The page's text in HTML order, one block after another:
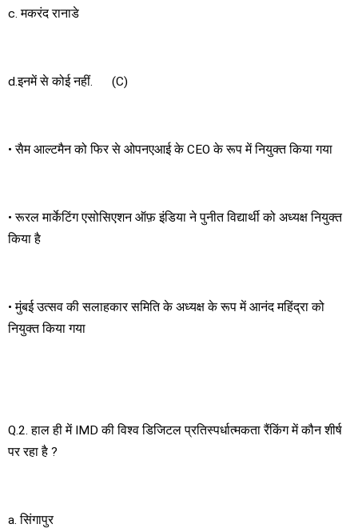
c. मकरंद रानाडे
d.इनमें से कोई नहीं. (C)
• सैम आल्टमैन को फिर से ओपनएआई के CEO के रूप में नियुक्त किया गया
• रूरल मार्केटिंग एसोसिएशन ऑफ़ इंडिया ने पुनीत विद्यार्थी को अध्यक्ष नियुक्त
किया है
• मुंबई उत्सव की सलाहकार समिति के अध्यक्ष के रूप में आनंद महिंद्रा को
नियुक्त किया गया
Q.2. हाल ही में IMD की विश्व डिजिटल प्रतिस्पर्धात्मकता रैंकिंग में कौन शीर्ष
पर रहा है ?
a. सिंगापुर